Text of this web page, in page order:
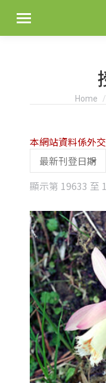
You
Home
顯示第 19633 至
本網站資料係外